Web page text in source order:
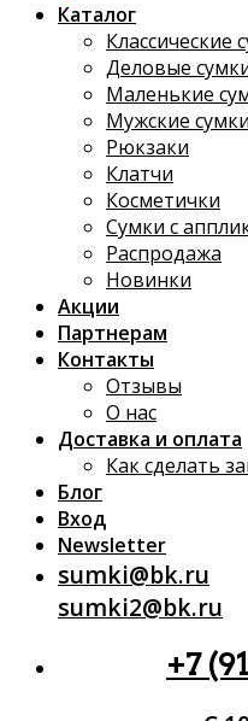
Каталог
Классические
Деловые
Маленькие
Мужские сумки
Рюкзаки
Клатчи
Косметички
Сумки с
Распродажа
Новинки
Акции
Партнерам
Контакты
Отзывы
О нас
Доставка и оплата
Как сделать
Блог
Вход
Newsletter
sumki@bk.ru
sumki2@bk.ru
+7